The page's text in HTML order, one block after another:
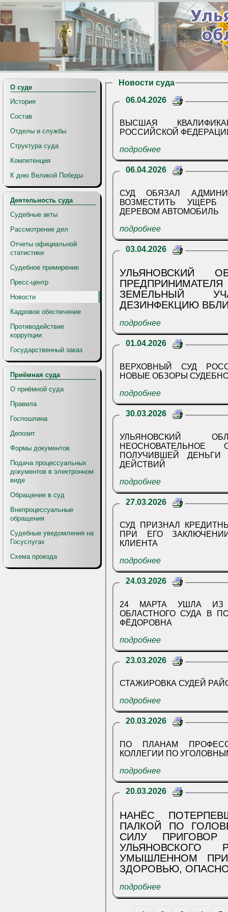
О суде
История
Состав
Отделы и службы
Структура суда
Компетенция
К дню Великой Победы
Деятельность суда
Судебные акты
Рассмотрение дел
Отчеты официальной
статистики
Судебное примирение
Пресс-центр
Новости
Кадровое обеспечение
Противодействие
коррупции
Государственный заказ
Приёмная суда
О приёмной суда
Правила
Госпошлина
Депозит
Формы документов
Подача процессуальных
документов в электронном
виде
Обращение в суд
Внепроцессуальные
обращения
Судебные уведомления на
Госуслугах
Схема проезда
Новости суда
06.04.2026
ВЫСШАЯ
РОССИЙСКОЙ
подробнее
06.04.2026
СУД ОБЯЗАЛ
ВОЗМЕСТИТЬ
ДЕРЕВОМ АВТОМОБИЛЬ
подробнее
03.04.2026
УЛЬЯНОВСКИЙ
ЗЕМЕЛЬНЫЙ
ДЕЗИНФЕКЦИЮ
подробнее
01.04.2026
ВЕРХОВНЫЙ СУД
НОВЫЕ ОБЗОРЫ
подробнее
30.03.2026
УЛЬЯНОВСКИЙ
ПОЛУЧИВШЕЙ ДЕНЬГИ
ДЕЙСТВИЙ
подробнее
27.03.2026
СУД ПРИЗНАЛ
ПРИ ЕГО
КЛИЕНТА
подробнее
24.03.2026
24 МАРТА УШЛА ИЗ
ОБЛАСТНОГО СУДА В
ФЁДОРОВНА
подробнее
23.03.2026
СТАЖИРОВКА СУДЕЙ
подробнее
20.03.2026
ПО ПЛАНАМ
КОЛЛЕГИИ ПО
подробнее
20.03.2026
НАНЁС
ПАЛКОЙ ПО
СИЛУ
УЛЬЯНОВСКОГО
УМЫШЛЕННОМ
ЗДОРОВЬЮ,
подробнее